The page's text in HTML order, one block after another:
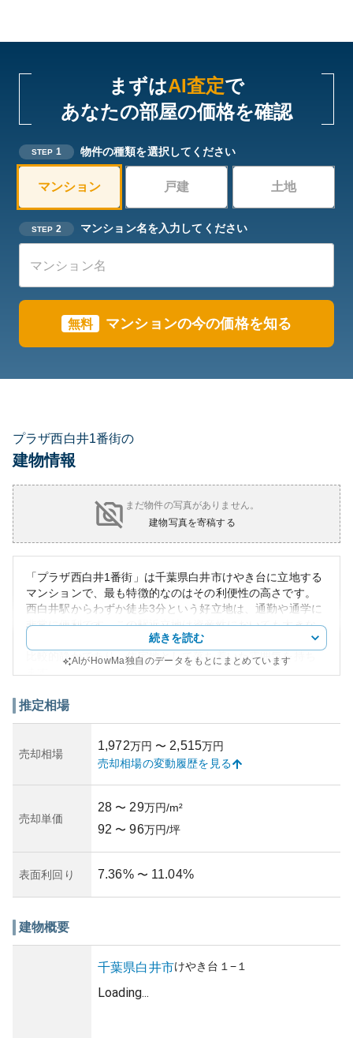
まずはAI査定で
あなたの部屋の価格を確認
STEP 1 物件の種類を選択してください
マンション 戸建 土地
STEP 2 マンション名を入力してください
無料 マンションの今の価格を知る
プラザ西白井1番街の
建物情報
まだ物件の写真がありません。
建物写真を寄稿する
「プラザ西白井1番街」は千葉県白井市けやき台に立地する
マンションで、最も特徴的なのはその利便性の高さです。
西白井駅からわずか徒歩3分という好立地は、通勤や通学に
非常に便利です。この駅近立地は資産性においても大きな
強みであり、将来の価値安定を期待できます。周辺環境は
比較的静かであり、住宅地として落ち着いた雰囲気を持ち
やエレベーターの管理状態なども良好に保たれています。
数の詳細な情報は得られませんでしたが、それに伴う建築
材の劣化などに関しては、一般的なマンション同様に注意
が必要です。管理組合の存在や防災対策など、管理状況把
で、北総鉄道の活用に依存するためその運賃の高さが懸念
されることも考慮に入れるべきです。
続きを読む
AIがHowMa独自のデータをもとにまとめています
推定相場
売却相場
1,972万円 〜 2,515万円
売却相場の変動履歴を見る
売却単価
28 〜 29万円/m²
92 〜 96万円/坪
表面利回り 7.36% 〜 11.04%
建物概要
千葉県白井市けやき台 １−１
Loading...